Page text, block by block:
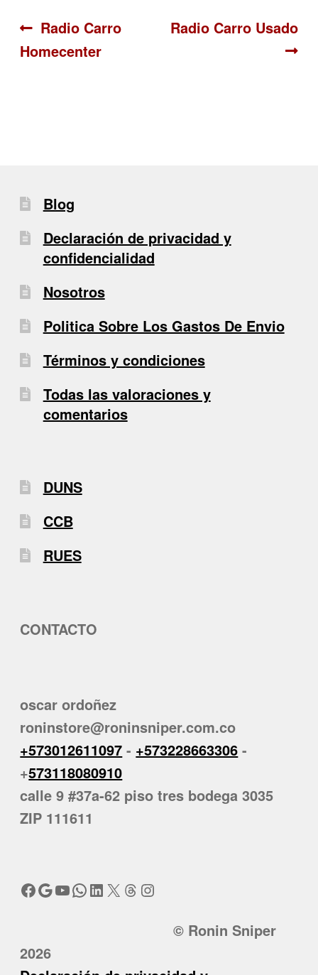
Navegación
de
Anterior:
Radio Carro
Homecenter
Siguiente:
Radio Carro Usado
Blog
Declaración de privacidad y
confidencialidad
Nosotros
Politica Sobre Los Gastos De Envio
Términos y condiciones
Todas las valoraciones y
comentarios
DUNS
CCB
RUES
CONTACTO
oscar ordoñez
roninstore@roninsniper.com.co
+573012611097 - +573228663306 -
+573118080910
calle 9 #37a-62 piso tres bodega 3035
ZIP 111611
Facebook
Google
YouTube
WhatsApp
LinkedIn
X Threads
Instagram
© Ronin Sniper
2026